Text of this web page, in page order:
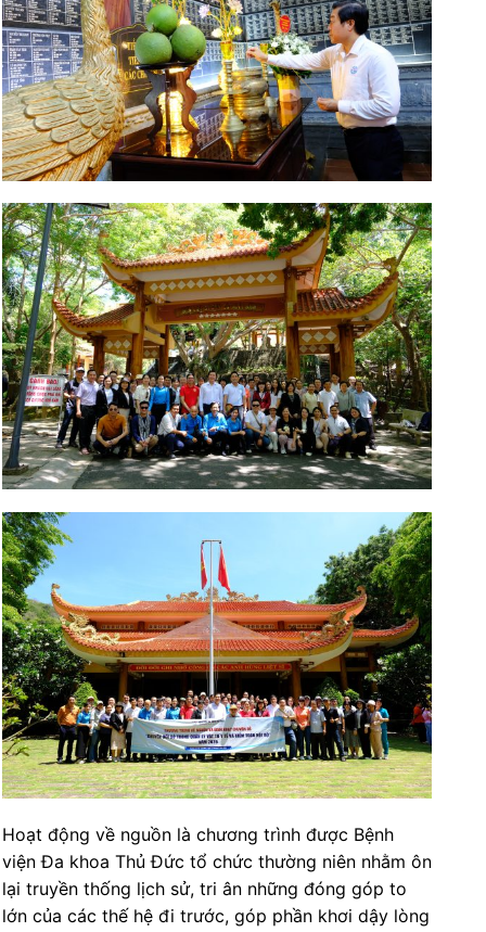
Hoạt động về nguồn là chương trình được Bệnh
viện Đa khoa Thủ Đức tổ chức thường niên nhằm ôn
lại truyền thống lịch sử, tri ân những đóng góp to
lớn của các thế hệ đi trước, góp phần khơi dậy lòng